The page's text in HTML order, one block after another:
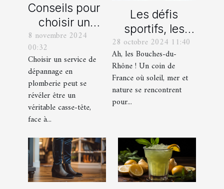
Conseils pour
choisir un
bon service
dépannage
en plomberie
8 novembre 2024
00:32
Choisir un service de
dépannage en
plomberie peut se
révéler être un
véritable casse-tête,
face à...
Les défis
sportifs, les
incontournables
de toute
organisation
d’EVG et EVJF
28 octobre 2024 11:40
Ah, les Bouches-du-
Rhône ! Un coin de
France où soleil, mer et
nature se rencontrent
pour...